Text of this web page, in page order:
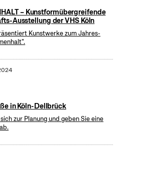
– Kunstformübergreifende
Ausstellung der VHS Köln
Kunstwerke zum Jahres-
in Köln-Dellbrück
zur Planung und geben Sie eine